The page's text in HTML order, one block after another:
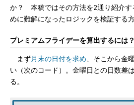
か？ 本稿ではその方法を2通り紹介す
めに難解になったロジックを検証する
プレミアムフライデーを算出するには？
まず月末の日付を求め 、そこから金
い（次のコード）。金曜日との日数差
る。